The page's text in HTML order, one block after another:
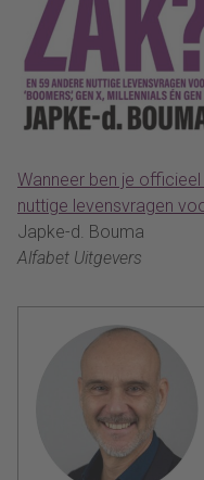
Wanneer ben je
nuttige levensvragen
Japke-d. Bouma
Alfabet Uitgevers